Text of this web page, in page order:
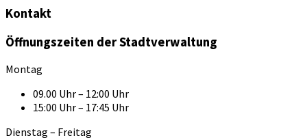
Kontakt
Öffnungszeiten der Stadtverwaltung
Montag
09.00 Uhr – 12:00 Uhr
15:00 Uhr – 17:45 Uhr
Dienstag – Freitag